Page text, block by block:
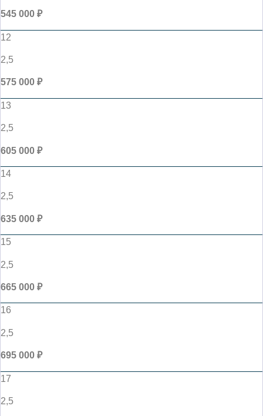
545 000 ₽
12
2,5
575 000 ₽
13
2,5
605 000 ₽
14
2,5
635 000 ₽
15
2,5
665 000 ₽
16
2,5
695 000 ₽
17
2,5